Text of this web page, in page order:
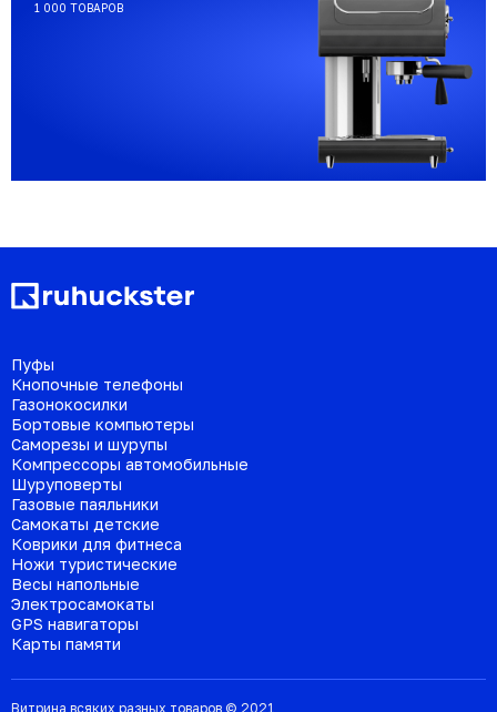
1 000 ТОВАРОВ
Пуфы
Кнопочные телефоны
Газонокосилки
Бортовые компьютеры
Саморезы и шурупы
Компрессоры автомобильные
Шуруповерты
Газовые паяльники
Самокаты детские
Коврики для фитнеса
Ножи туристические
Весы напольные
Электросамокаты
GPS навигаторы
Карты памяти
Витрина всяких разных товаров © 2021